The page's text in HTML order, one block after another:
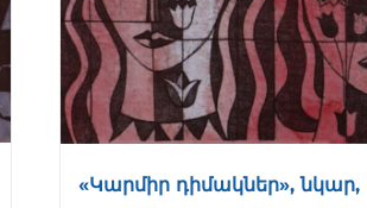
«Կարմիր դիմակներ», նկար,